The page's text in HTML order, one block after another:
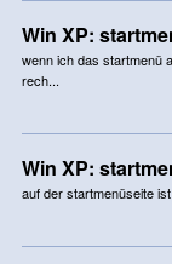
Win XP:
wenn ich das startmenü
rech...
Win XP:
auf der startmenüseite